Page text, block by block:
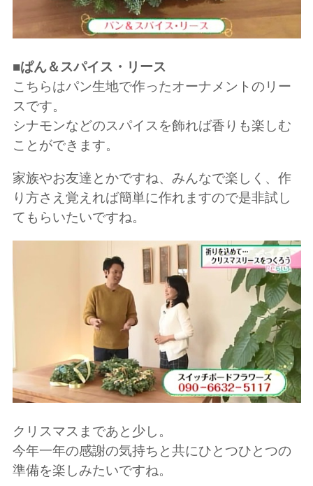
■ぱん＆スパイス・リース
こちらはパン生地で作ったオーナメントのリー
スです。
シナモンなどのスパイスを飾れば香りも楽しむ
ことができます。
家族やお友達とかですね、みんなで楽しく、作
り方さえ覚えれば簡単に作れますので是非試し
てもらいたいですね。
クリスマスまであと少し。
今年一年の感謝の気持ちと共にひとつひとつの
準備を楽しみたいですね。